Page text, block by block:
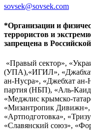
sovsek@sovsek.com
*Организации и
террористов и
запрещена в
«Правый сектор»,
(УПА),«ИГИЛ»,
ан-Нусра», «Джебхат ан-
партия (НБП), «Аль-
«Меджлис крымско-
«Мизантропик Дивижн»,
«Артподготовка»,
«Славянский союз»,